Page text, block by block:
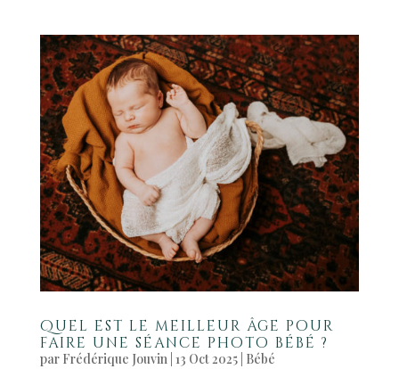
Quel est le meilleur âge pour
faire une séance photo bébé ?
par Frédérique Jouvin| 13 Oct 2025| Bébé